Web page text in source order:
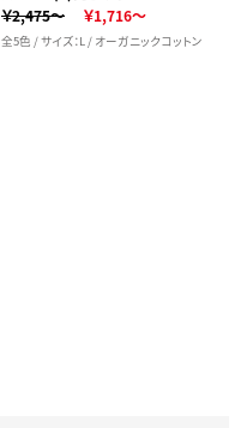
￥2,475～
￥1,716～
全5色 / サイズ：L / オーガニックコットン